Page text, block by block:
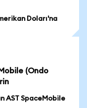
Doları'na
(Ondo
AST SpaceMobile